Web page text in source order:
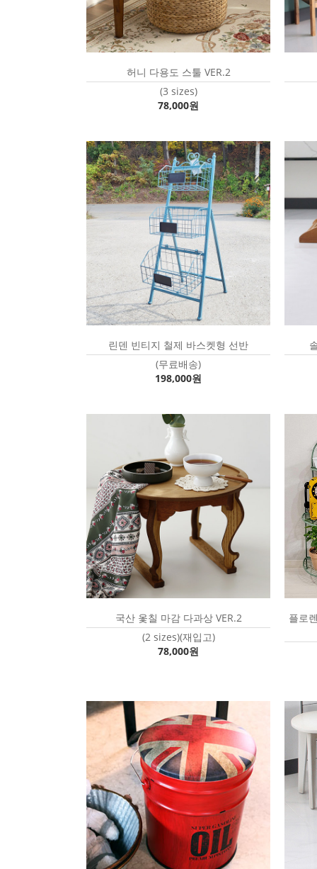
허니 다용도 스툴 VER.2
(3 sizes)
78,000원
린덴 빈티지 철제 바스켓형 선반
(무료배송)
198,000원
국산 옻칠 마감 다과상 VER.2
(2 sizes)(재입고)
78,000원
플로